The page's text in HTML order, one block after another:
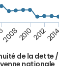
de la dette
2008201020122014